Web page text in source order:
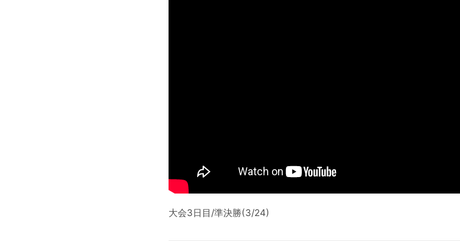
大会3日目/準決勝(3/24)